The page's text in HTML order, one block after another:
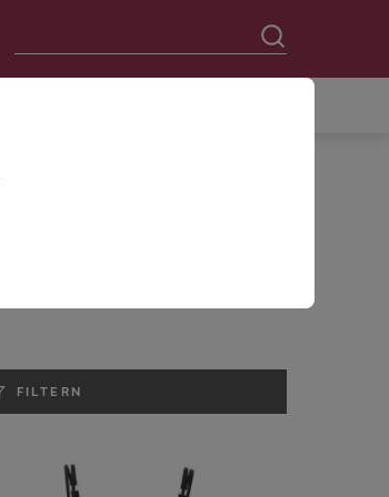
FILTERN